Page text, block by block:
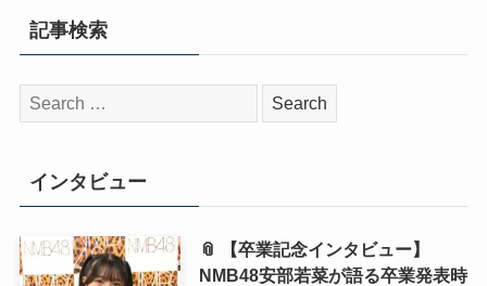
記事検索
検
索:
インタビュー
📎 【卒業記念インタビュー】
NMB48安部若菜が語る卒業発表時